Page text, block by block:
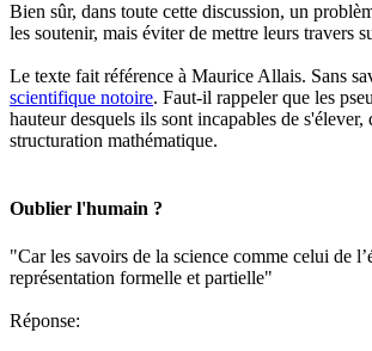
Bien sûr, dans toute cette discussion, un
les soutenir, mais éviter de mettre leurs travers
Le texte fait référence à Maurice Allais. Sans
scientifique notoire. Faut-il rappeler que les
hauteur desquels ils sont incapables de
structuration mathématique.
Oublier l'humain ?
"Car les savoirs de la science comme celui de
représentation formelle et partielle"
Réponse: